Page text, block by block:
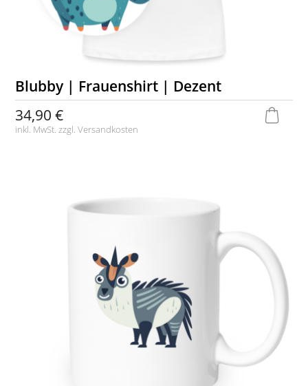
Blubby | Frauenshirt | Dezent
34,90 €
inkl. MwSt. zzgl.Versandkosten